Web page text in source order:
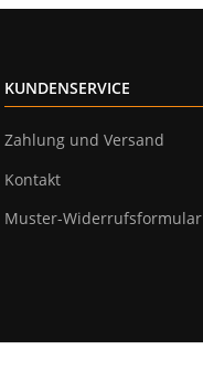
KUNDENSERVICE
Zahlung und Versand
Kontakt
Muster-Widerrufsformular